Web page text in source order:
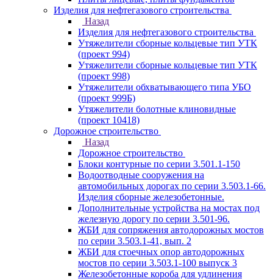
Изделия для нефтегазового строительства
Назад
Изделия для нефтегазового строительства
Утяжелители сборные кольцевые тип УТК
(проект 994)
Утяжелители сборные кольцевые тип УТК
(проект 998)
Утяжелители обхватывающего типа УБО
(проект 999Б)
Утяжелители болотные клиновидные
(проект 10418)
Дорожное строительство
Назад
Дорожное строительство
Блоки контурные по серии 3.501.1-150
Водоотводные сооружения на
автомобильных дорогах по серии 3.503.1-66.
Изделия сборные железобетонные.
Дополнительные устройства на мостах под
железную дорогу по серии 3.501-96.
ЖБИ для сопряжения автодорожных мостов
по серии 3.503.1-41, вып. 2
ЖБИ для стоечных опор автодорожных
мостов по серии 3.503.1-100 выпуск 3
Железобетонные короба для удлинения